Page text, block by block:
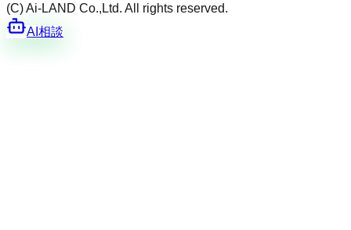
(C) Ai-LAND Co.,Ltd. All rights reserved.
AI相談